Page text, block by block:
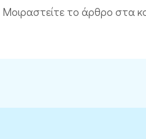
Μοιραστείτε το άρθρο στα